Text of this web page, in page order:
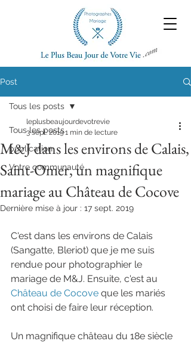
Post
Tous les posts
publication
Votre communauté
Tous les posts
M&J dans les environs de Calais,
Saint-Omer, un magnifique
mariage au Château de Cocove
leplusbeaujourdevotrevie
3 sept. 20191 min de lecture
Dernière mise à jour : 17 sept. 2019
C'est dans les environs de Calais
(Sangatte, Bleriot) que je me suis
rendue pour photographier le
mariage de M&J. Ensuite, c'est au
Château de Cocove que les mariés
ont choisi de faire leur réception.
Un magnifique château du 18e siècle